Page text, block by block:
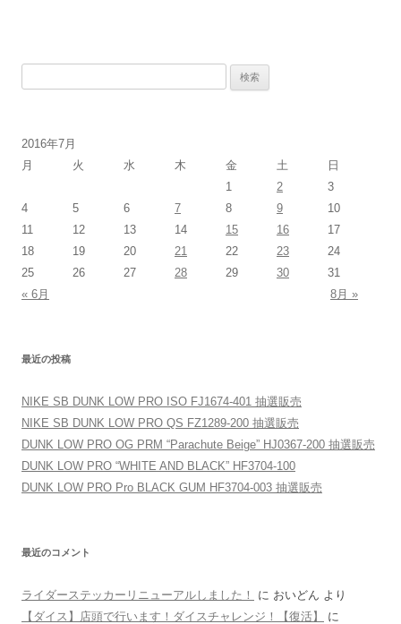
2016年7月
月
火 水 木 金 土
日
1
2
3
4
5 6 7 8 9
10
11
12 13 14 15 16
17
18
19 20 21 22 23
24
25
26 27 28 29 30
31
« 6月
8月 »
最近の投稿
NIKE SB DUNK LOW PRO ISO FJ1674-401 抽選販売
NIKE SB DUNK LOW PRO QS FZ1289-200 抽選販売
DUNK LOW PRO OG PRM “Parachute Beige” HJ0367-200 抽選販売
DUNK LOW PRO “WHITE AND BLACK” HF3704-100
DUNK LOW PRO Pro BLACK GUM HF3704-003 抽選販売
最近のコメント
ライダーステッカーリニューアルしました！ に おいどん より
【ダイス】店頭で行います！ダイスチャレンジ！【復活】
に